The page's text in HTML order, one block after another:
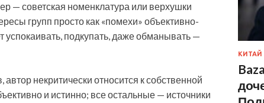
— советская номенклатура или верхушки
групп просто как «помехи» объективно-
успокаивать, подкупать, даже обманывать —
некритически относится к собственной
и истинно; все остальные — источники
КИТАЙ